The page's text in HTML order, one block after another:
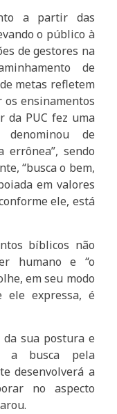
a partir das
o público à
de gestores na
de
metas refletem
os ensinamentos
da PUC fez uma
de
errônea”, sendo
“busca o bem,
em valores
ele, está
bíblicos não
humano e “o
em seu modo
expressa, é
da sua postura e
a busca pela
desenvolverá a
no aspecto